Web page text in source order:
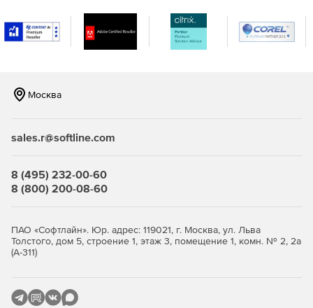
Москва
sales.r@softline.com
8 (495) 232-00-60
8 (800) 200-08-60
ПАО «Софтлайн». Юр. адрес: 119021, г. Москва, ул. Льва
Толстого, дом 5, строение 1, этаж 3, помещение 1, комн. № 2, 2а
(А-311)